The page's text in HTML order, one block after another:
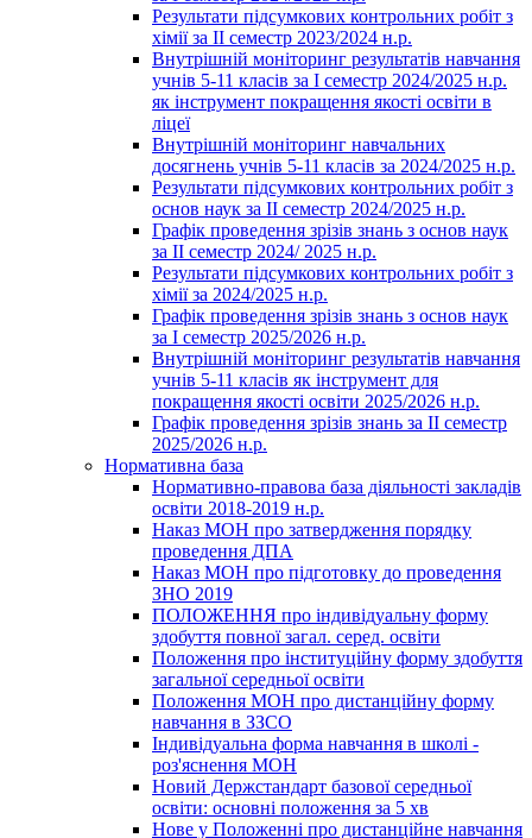
Результати підсумкових контрольних робіт з
хімії за ІІ семестр 2023/2024 н.р.
Внутрішній моніторинг результатів навчання
учнів 5-11 класів за І семестр 2024/2025 н.р.
як інструмент покращення якості освіти в
ліцеї
Внутрішній моніторинг навчальних
досягнень учнів 5-11 класів за 2024/2025 н.р.
Результати підсумкових контрольних робіт з
основ наук за ІІ семестр 2024/2025 н.р.
Графік проведення зрізів знань з основ наук
за ІІ семестр 2024/ 2025 н.р.
Результати підсумкових контрольних робіт з
хімії за 2024/2025 н.р.
Графік проведення зрізів знань з основ наук
за І семестр 2025/2026 н.р.
Внутрішній моніторинг результатів навчання
учнів 5-11 класів як інструмент для
покращення якості освіти 2025/2026 н.р.
Графік проведення зрізів знань за ІІ семестр
2025/2026 н.р.
Нормативна база
Нормативно-правова база діяльності закладів
освіти 2018-2019 н.р.
Наказ МОН про затвердження порядку
проведення ДПА
Наказ МОН про підготовку до проведення
ЗНО 2019
ПОЛОЖЕННЯ про індивідуальну форму
здобуття повної загал. серед. освіти
Положення про інституційну форму здобуття
загальної середньої освіти
Положення МОН про дистанційну форму
навчання в ЗЗСО
Індивідуальна форма навчання в школі -
роз'яснення МОН
Новий Держстандарт базової середньої
освіти: основні положення за 5 хв
Нове у Положенні про дистанційне навчання